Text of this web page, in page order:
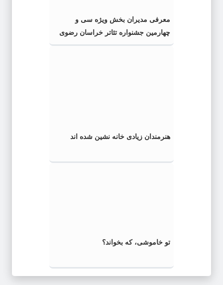
معرفی مدیران بخش ویژه سی و
چهارمین جشنواره تئاتر خراسان رضوی
هنرمندان زیادی خانه نشین شده اند
تو خاموشی، که بخواند؟